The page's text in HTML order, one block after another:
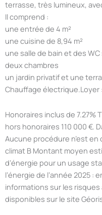
terrasse, très lumineux,
Il comprend :
une entrée de 4 m²
une cuisine de 8,94 m²
une salle de bain et des
deux chambres
un jardin privatif et une
Chauffage électrique.Loyer
Honoraires inclus de 7.27%
hors honoraires 110 000 €.
Aucune procédure n’est en
climat B Montant moyen
d’énergie pour un usage
l’énergie de l’année 2025 :
informations sur les
disponibles sur le site